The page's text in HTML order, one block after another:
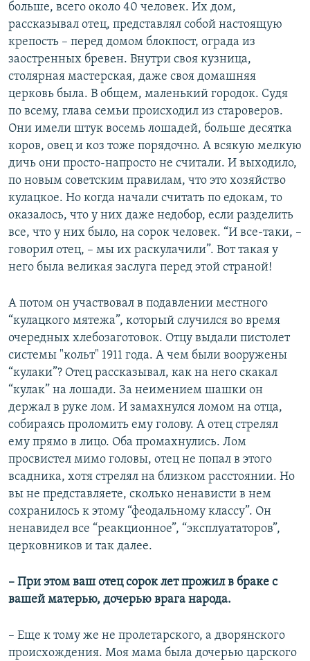
больше, всего около 40 человек. Их дом,
рассказывал отец, представлял собой настоящую
крепость – перед домом блокпост, ограда из
заостренных бревен. Внутри своя кузница,
столярная мастерская, даже своя домашняя
церковь была. В общем, маленький городок. Судя
по всему, глава семьи происходил из староверов.
Они имели штук восемь лошадей, больше десятка
коров, овец и коз тоже порядочно. А всякую мелкую
дичь они просто-напросто не считали. И выходило,
по новым советским правилам, что это хозяйство
кулацкое. Но когда начали считать по едокам, то
оказалось, что у них даже недобор, если разделить
все, что у них было, на сорок человек. “И все-таки, –
говорил отец, – мы их раскулачили”. Вот такая у
него была великая заслуга перед этой страной!
А потом он участвовал в подавлении местного
“кулацкого мятежа”, который случился во время
очередных хлебозаготовок. Отцу выдали пистолет
системы "кольт" 1911 года. А чем были вооружены
“кулаки”? Отец рассказывал, как на него скакал
“кулак” на лошади. За неимением шашки он
держал в руке лом. И замахнулся ломом на отца,
собираясь проломить ему голову. А отец стрелял
ему прямо в лицо. Оба промахнулись. Лом
просвистел мимо головы, отец не попал в этого
всадника, хотя стрелял на близком расстоянии. Но
вы не представляете, сколько ненависти в нем
сохранилось к этому “феодальному классу”. Он
ненавидел все “реакционное”, “эксплуататоров”,
церковников и так далее.
– При этом ваш отец сорок лет прожил в браке с
вашей матерью, дочерью врага народа.
– Еще к тому же не пролетарского, а дворянского
происхождения. Моя мама была дочерью царского